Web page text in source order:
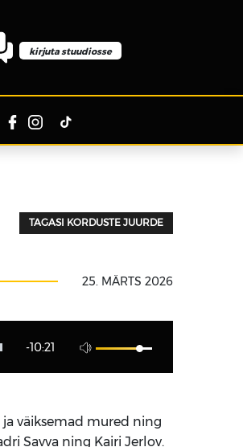
kirjuta stuudiosse
TAGASI KORDUSTE JUURDE
25. MÄRTS 2026
-10:21
väiksemad mured ning
Savva ning Kairi Jerlov.